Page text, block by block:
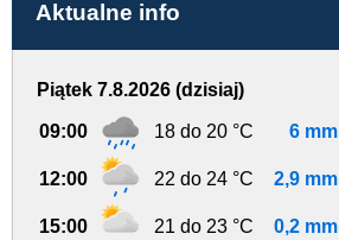
Aktualne info
Piątek 7.8.2026 (dzisiaj)
09:00 18 do 20 °C 6 mm
12:00 22 do 24 °C 2,9 mm
15:00 21 do 23 °C 0,2 mm